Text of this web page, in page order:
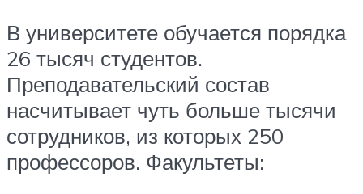
В университете обучается порядка
26 тысяч студентов.
Преподавательский состав
насчитывает чуть больше тысячи
сотрудников, из которых 250
профессоров. Факультеты: